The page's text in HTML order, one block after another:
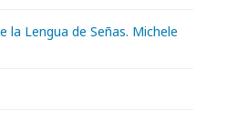
la Lengua de Señas. Michele